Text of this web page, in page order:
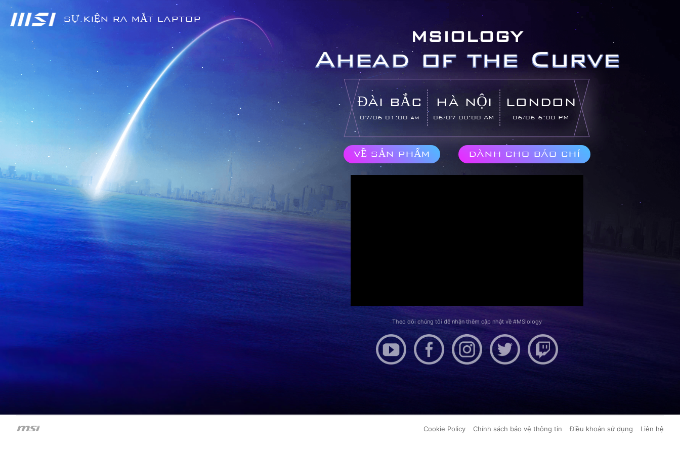
SỰ KIỆN RA MẮT LAPTOP
MSIOLOGY
ĐÀI BẮC
07/06 01:00 am
HÀ NỘI
06/07 00:00 AM
LONDON
06/06 6:00 PM
VỀ SẢN PHẨM DÀNH CHO BÁO CHÍ
Theo dõi chúng tôi để nhận thêm cập nhật về #MSIology
Cookie Policy Chính sách bảo vệ thông tin Điều khoản sử dụng Liên hệ